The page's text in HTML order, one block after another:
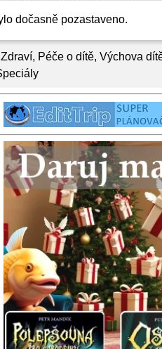
Zdraví, Péče o dítě, Výchova
dočasně pozastaveno.